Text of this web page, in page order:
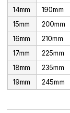
14mm
190mm
15mm
200mm
16mm
210mm
17mm
225mm
18mm
235mm
19mm
245mm